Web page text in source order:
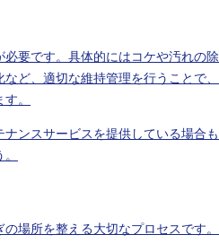
要です。具体的にはコケや汚れの除
ど、適切な維持管理を行うことで、
。
ンスサービスを提供している場合も
場所を整える大切なプロセスです。